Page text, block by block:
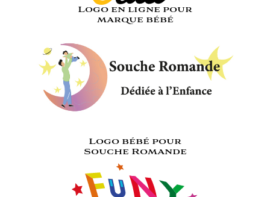
Logo en ligne pour
marque bébé
Logo bébé pour
Souche Romande